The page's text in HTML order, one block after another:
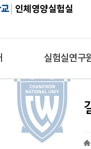
인체영양실험실
실험실연구
교수
실험실원
지도 대학원생